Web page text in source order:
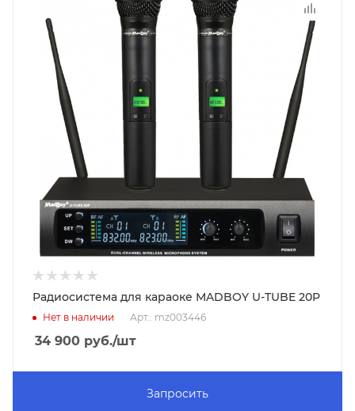
Радиосистема для караоке MADBOY U-TUBE 20P
Нет в наличии Арт.: mz003446
34 900 руб./шт
Запросить